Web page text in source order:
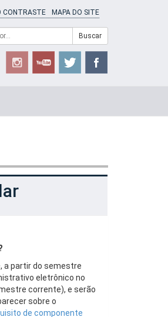
CONTRASTE MAPA DO SITE
Buscar
a partir do semestre
eletrônico no
corrente), e serão
sobre o
de componente